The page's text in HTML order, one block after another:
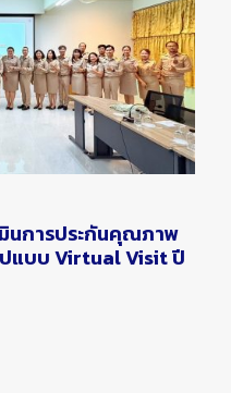
มินการประกันคุณภาพ
ปแบบ Virtual Visit ปี